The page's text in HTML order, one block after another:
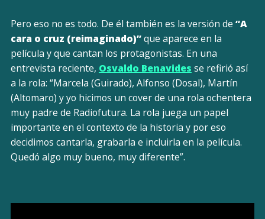
Pero eso no es todo. De él también es la versión de “A
cara o cruz (reimaginado)”que aparece en la
película y que cantan los protagonistas. En una
entrevista reciente, Osvaldo Benavides se refirió así
a la rola: “Marcela (Guirado), Alfonso (Dosal), Martín
(Altomaro) y yo hicimos un cover de una rola ochentera
muy padre de Radiofutura. La rola juega un papel
importante en el contexto de la historia y por eso
decidimos cantarla, grabarla e incluirla en la película.
Quedó algo muy bueno, muy diferente”.